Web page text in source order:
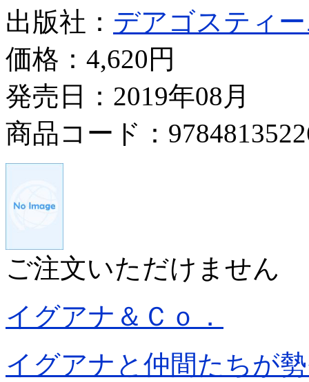
出版社： デアゴスティ
価格： 4,620円
発売日：2019年08月
商品コード：
ご注文いただけません
イグアナ＆Ｃｏ．
イグアナと仲間たちが